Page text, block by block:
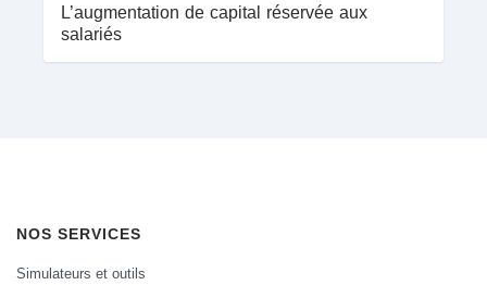
L’augmentation de capital réservée aux
salariés
NOS SERVICES
Simulateurs et outils